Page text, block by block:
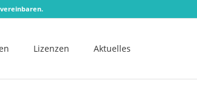
Lizenzen Aktuelles